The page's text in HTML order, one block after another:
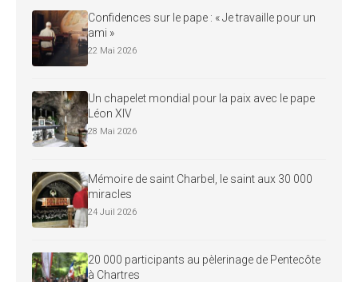
Confidences sur le pape : « Je travaille pour un
ami »
22 Mai 2026
Un chapelet mondial pour la paix avec le pape
Léon XIV
28 Mai 2026
Mémoire de saint Charbel, le saint aux 30 000
miracles
24 Juil 2026
20 000 participants au pèlerinage de Pentecôte
à Chartres